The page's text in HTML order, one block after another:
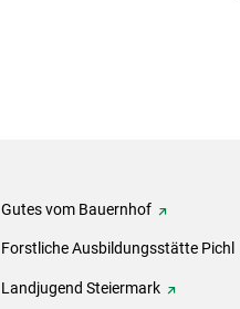
Gutes vom Bauernhof
Forstliche Ausbildungsstätte Pichl
Landjugend Steiermark